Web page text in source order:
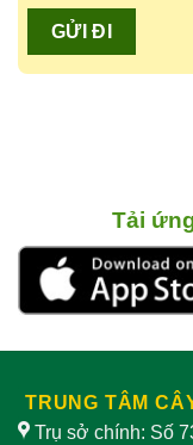
Tải
TRUNG TÂM
Trụ sở chính: Số